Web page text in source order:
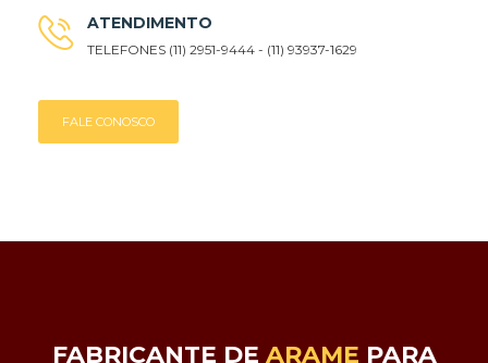
ATENDIMENTO
TELEFONES (11) 2951-9444 - (11) 93937-1629
FALE CONOSCO
FABRICANTE DE ARAME PARA